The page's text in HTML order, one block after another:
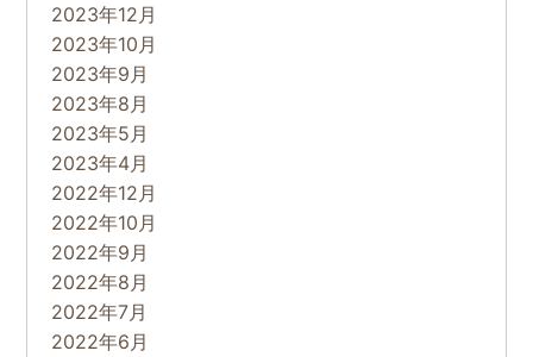
2023年12月
2023年10月
2023年9月
2023年8月
2023年5月
2023年4月
2022年12月
2022年10月
2022年9月
2022年8月
2022年7月
2022年6月